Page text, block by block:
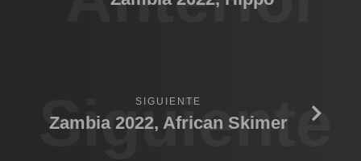
Siguiente
SIGUIENTE
Zambia 2022, African Skimer